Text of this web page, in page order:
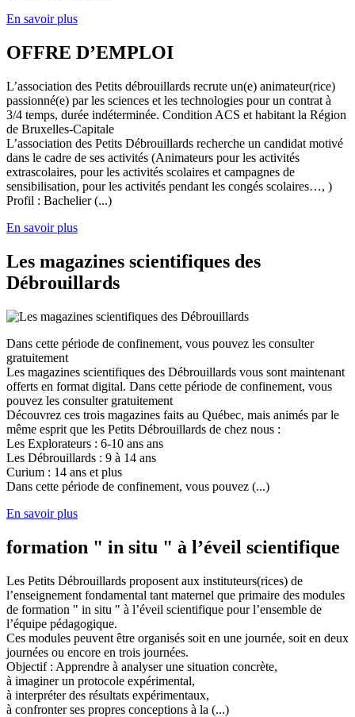
En savoir plus
OFFRE D’EMPLOI
L’association des Petits débrouillards recrute un(e) animateur(rice)
passionné(e) par les sciences et les technologies pour un contrat à
3/4 temps, durée indéterminée. Condition ACS et habitant la Région
de Bruxelles-Capitale
L’association des Petits Débrouillards recherche un candidat motivé
dans le cadre de ses activités (Animateurs pour les activités
extrascolaires, pour les activités scolaires et campagnes de
sensibilisation, pour les activités pendant les congés scolaires…, )
Profil : Bachelier (...)
En savoir plus
Les magazines scientifiques des
Débrouillards
Dans cette période de confinement, vous pouvez les consulter
gratuitement
Les magazines scientifiques des Débrouillards vous sont maintenant
offerts en format digital. Dans cette période de confinement, vous
pouvez les consulter gratuitement
Découvrez ces trois magazines faits au Québec, mais animés par le
même esprit que les Petits Débrouillards de chez nous :
Les Explorateurs : 6-10 ans ans
Les Débrouillards : 9 à 14 ans
Curium : 14 ans et plus
Dans cette période de confinement, vous pouvez (...)
En savoir plus
formation " in situ " à l’éveil scientifique
Les Petits Débrouillards proposent aux instituteurs(rices) de
l’enseignement fondamental tant maternel que primaire des modules
de formation " in situ " à l’éveil scientifique pour l’ensemble de
l’équipe pédagogique.
Ces modules peuvent être organisés soit en une journée, soit en deux
journées ou encore en trois journées.
Objectif : Apprendre à analyser une situation concrète,
à imaginer un protocole expérimental,
à interpréter des résultats expérimentaux,
à confronter ses propres conceptions à la (...)